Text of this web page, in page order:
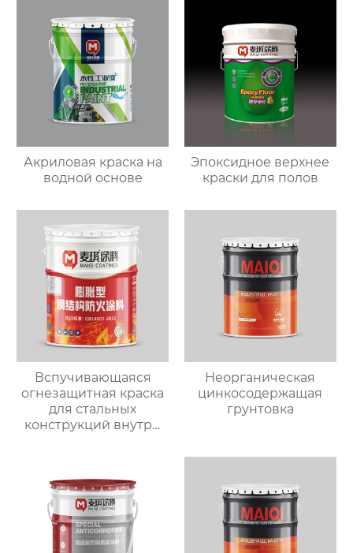
Акриловая краска на
водной основе
Эпоксидное верхнее
краски для полов
Вспучивающаяся
огнезащитная краска
для стальных
конструкций внутри
Неорганическая
цинкосодержащая
грунтовка